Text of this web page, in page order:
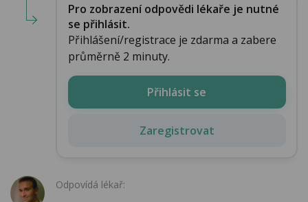
Pro zobrazení odpovědi lékaře je nutné
se přihlásit.
Přihlášení/registrace je zdarma a zabere
průměrně 2 minuty.
Přihlásit se
Zaregistrovat
Odpovídá lékař: